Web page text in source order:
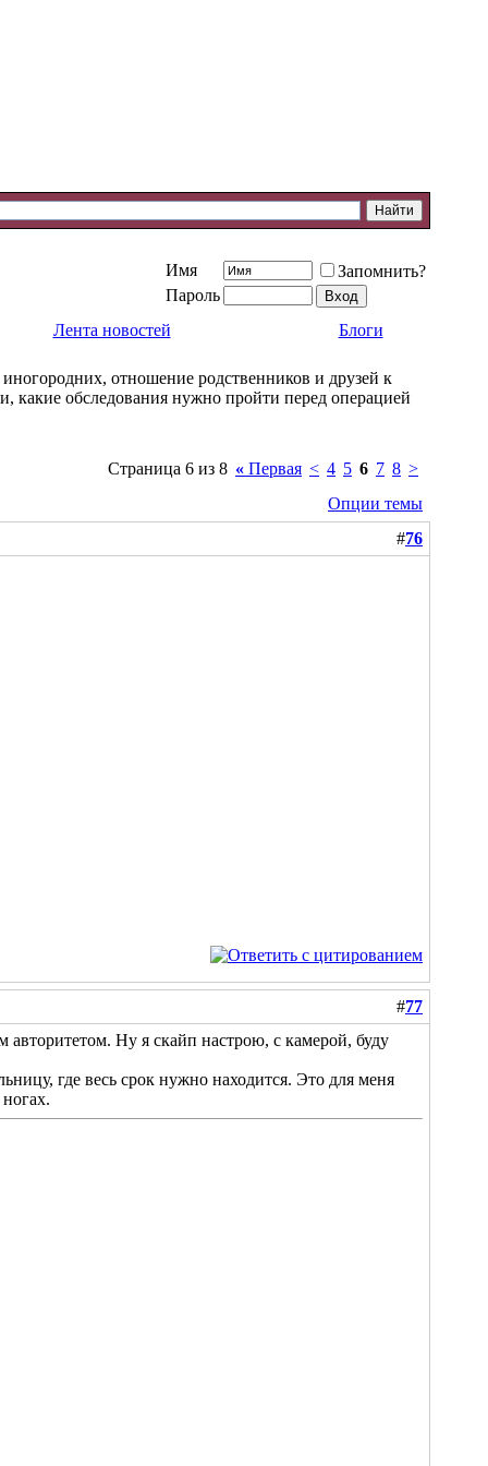
Имя
Запомнить?
Пароль
Лента новостей
Блоги
отношение родственников и друзей к
какие обследования нужно пройти перед операцией
Страница 6 из 8 « Первая < 4 5 6 7 8 >
Опции темы
#76
#77
авторитетом. Ну я скайп настрою, с камерой, буду
где весь срок нужно находится. Это для меня